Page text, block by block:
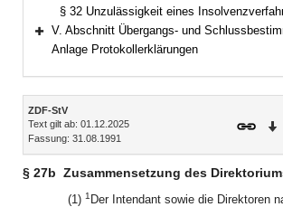
§ 32 Unzulässigkeit eines
Bereich erweitern
V. Abschnitt Übergangs- und
Anlage Protokollerklärungen
Inhalt
ZDF-StV
Text gilt ab: 01.12.2025
Fassung: 31.08.1991
§ 27b Zusammensetzung des
(1) 1 Der Intendant sowie die Direktoren